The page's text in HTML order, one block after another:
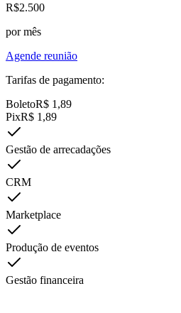
R$2.500
por mês
Agende reunião
Tarifas de pagamento:
BoletoR$ 1,89
PixR$ 1,89
Gestão de arrecadações
CRM
Marketplace
Produção de eventos
Gestão financeira